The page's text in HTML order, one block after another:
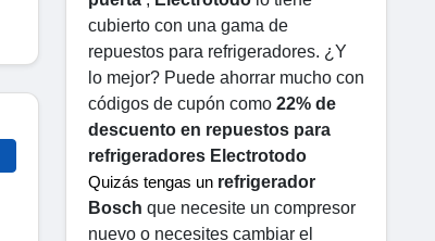
cubierto con una gama de
repuestos para refrigeradores. ¿Y
lo mejor? Puede ahorrar mucho con
códigos de cupón como 22% de
descuento en repuestos para
refrigeradores Electrotodo
Quizás tengas un refrigerador
Bosch que necesite un compresor